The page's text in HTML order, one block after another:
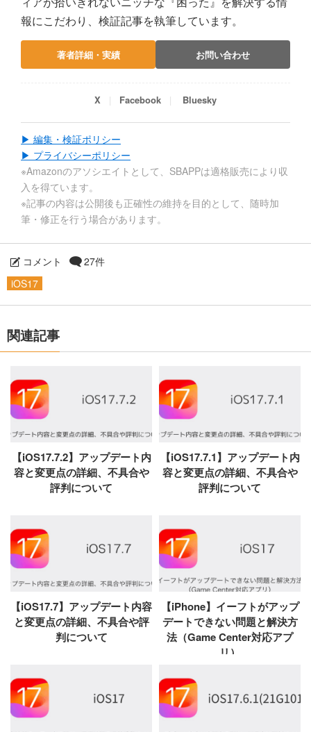
報にこだわり、検証記事を執筆しています。
著者詳細・実績 お問い合わせ
X Facebook Bluesky
▶ 編集・検証ポリシー
▶ プライバシーポリシー
※Amazonのアソシエイトとして、SBAPPは適格販売により収
入を得ています。
※記事の内容は公開後も正確性の維持を目的として、随時加
筆・修正を行う場合があります。
コメント
27件
iOS17
関連記事
【iOS17.7.2】アップデート内
容と変更点の詳細、不具合や
評判について
【iOS17.7.1】アップデート内
容と変更点の詳細、不具合や
評判について
【iOS17.7】アップデート内容
と変更点の詳細、不具合や評
判について
【iPhone】イーフトがアップ
デートできない問題と解決方
法（Game Center対応アプ
リ）